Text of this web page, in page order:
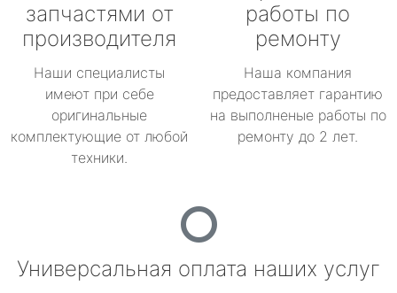
запчастями от
производителя
Наши специалисты
имеют при себе
оригинальные
комплектующие от любой
техники.
работы по
ремонту
Наша компания
предоставляет гарантию
на выполненые работы по
ремонту до 2 лет.
Универсальная оплата наших услуг